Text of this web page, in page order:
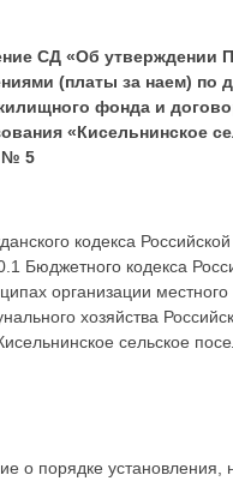
СД «Об утверждении
(платы за наем) по
фонда и
«Кисельнинское
№ 5
кодекса
Бюджетного кодекса
организации
хозяйства
сельское
о порядке